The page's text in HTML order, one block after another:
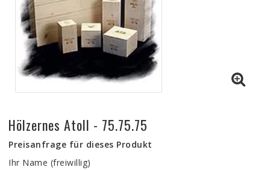
Hölzernes Atoll - 75.75.75
Preisanfrage für dieses Produkt
Ihr Name (freiwillig)